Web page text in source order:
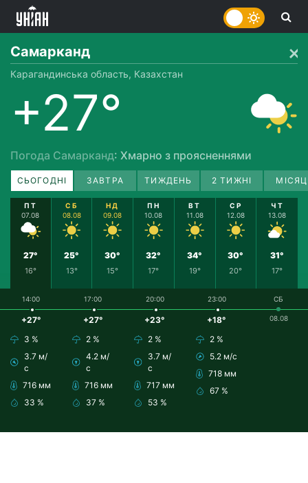
Самарканд
Карагандинська область, Казахстан
+27°
Погода Самарканд: Хмарно з проясненнями
СЬОГОДНІ ЗАВТРА ТИЖДЕНЬ 2 ТИЖНІ
ПТ
07.08
27°
16°
СБ
08.08
25°
13°
НД
09.08
30°
15°
ПН
10.08
32°
17°
ВТ
11.08
34°
19°
СР
12.08
30°
20°
ЧТ
13.08
31°
17°
14:00
+27°
3 %
3.7 м/
с
716 мм
33 %
17:00
+27°
2 %
4.2 м/
с
716 мм
37 %
20:00
+23°
2 %
3.7 м/
с
717 мм
53 %
23:00
+18°
2 %
5.2 м/с
718 мм
67 %
СБ
08.08